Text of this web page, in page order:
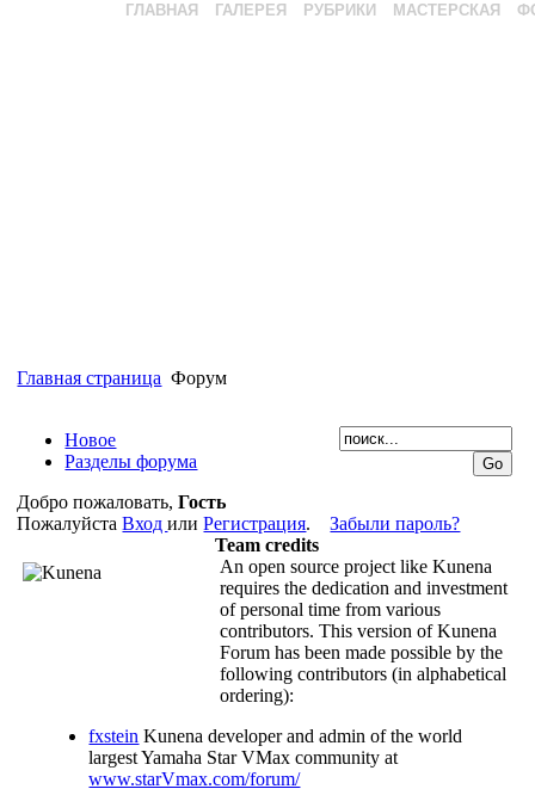
ГЛАВНАЯ ГАЛЕРЕЯ РУБРИКИ МАСТЕРСКАЯ
Главная страница Форум
Новое
Разделы форума
Добро пожаловать,Гость
ПожалуйстаВходилиРегистрация.Забыли пароль?
Team credits
An open source project like Kunena
requires the dedication and investment
of personal time from various
contributors. This version of Kunena
Forum has been made possible by the
following contributors (in alphabetical
ordering):
fxstein Kunena developer and admin of the world
largest Yamaha Star VMax community at
www.starVmax.com/forum/